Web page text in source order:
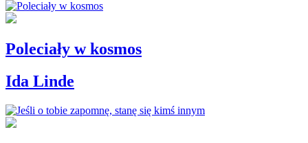
Poleciały w kosmos
Ida Linde